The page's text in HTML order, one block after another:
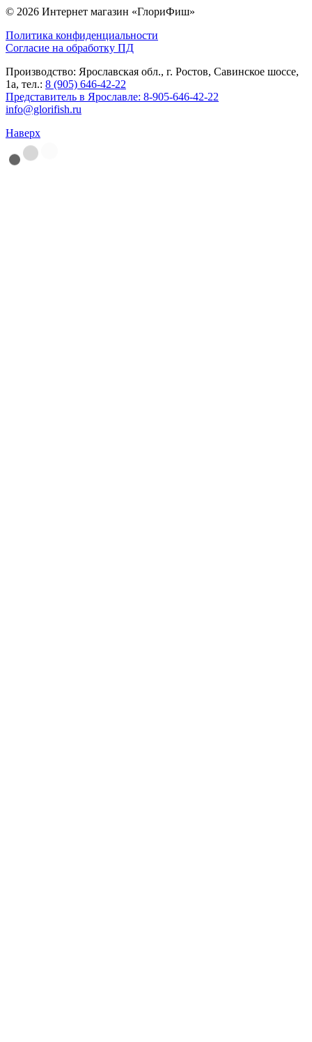
© 2026 Интернет магазин «ГлориФиш»
Политика конфиденциальности
Согласие на обработку ПД
Производство: Ярославская обл., г. Ростов, Савинское шоссе,
1а, тел.: 8 (905) 646-42-22
Представитель в Ярославле: 8-905-646-42-22
info@glorifish.ru
Наверх